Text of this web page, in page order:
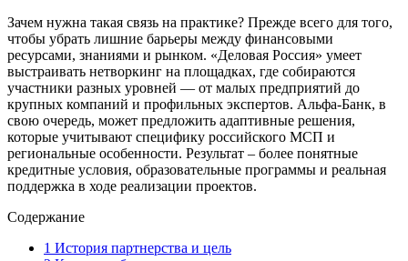
Зачем нужна такая связь на практике? Прежде всего для того,
чтобы убрать лишние барьеры между финансовыми
ресурсами, знаниями и рынком. «Деловая Россия» умеет
выстраивать нетворкинг на площадках, где собираются
участники разных уровней — от малых предприятий до
крупных компаний и профильных экспертов. Альфа-Банк, в
свою очередь, может предложить адаптивные решения,
которые учитывают специфику российского МСП и
региональные особенности. Результат – более понятные
кредитные условия, образовательные программы и реальная
поддержка в ходе реализации проектов.
Содержание
1 История партнерства и цель